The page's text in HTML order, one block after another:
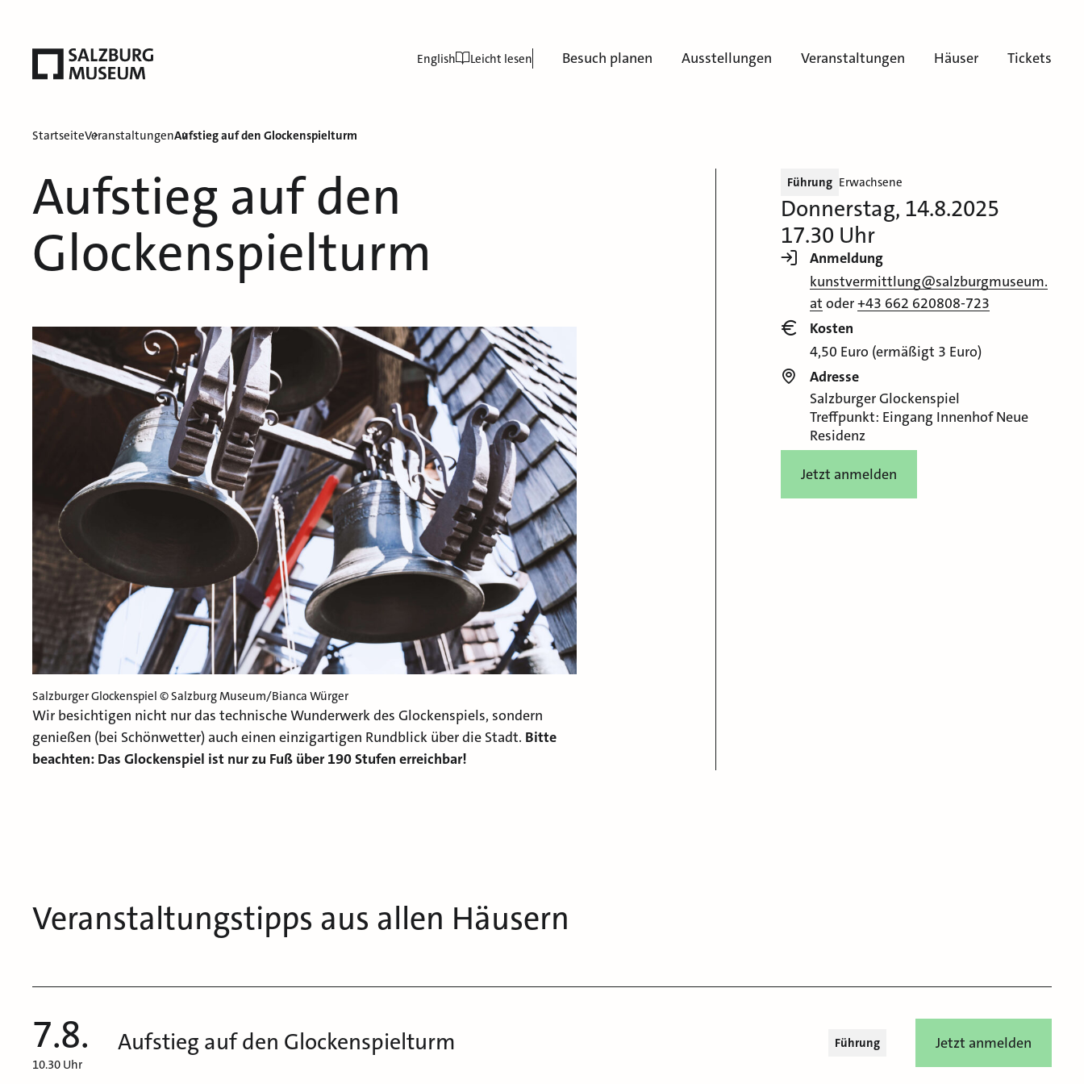
Besuch planen Ausstellungen Veranstaltungen Häuser Tickets
English Leicht lesen
StartseiteVeranstaltungenAufstieg auf den Glockenspielturm
Aufstieg auf den
Glockenspielturm
Salzburger Glockenspiel © Salzburg Museum/Bianca Würger
Wir besichtigen nicht nur das technische Wunderwerk des Glockenspiels, sondern
genießen (bei Schönwetter) auch einen einzigartigen Rundblick über die Stadt. Bitte
beachten: Das Glockenspiel ist nur zu Fuß über 190 Stufen erreichbar!
Führung Erwachsene
Donnerstag, 14.8.2025
17.30 Uhr
Anmeldung
kunstvermittlung@salzburgmuseum.
at oder+43 662 620808-723
Kosten
4,50 Euro (ermäßigt 3 Euro)
Adresse
Salzburger Glockenspiel
Treffpunkt: Eingang Innenhof Neue
Residenz
Jetzt anmelden
Veranstaltungstipps aus allen Häusern
7.8.
10.30 Uhr
Aufstieg auf den Glockenspielturm Führung Jetzt anmelden